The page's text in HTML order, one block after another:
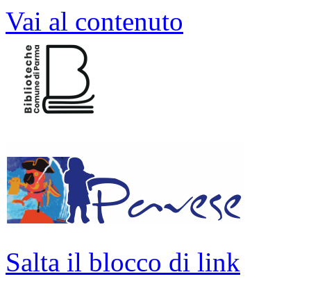
Vai al contenuto
Salta il blocco di link